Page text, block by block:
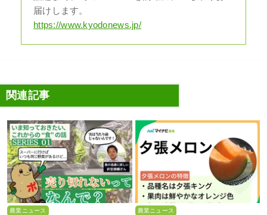
届けします。
https://www.kyodonews.jp/
関連記事
農業ニュース 農業ニュース